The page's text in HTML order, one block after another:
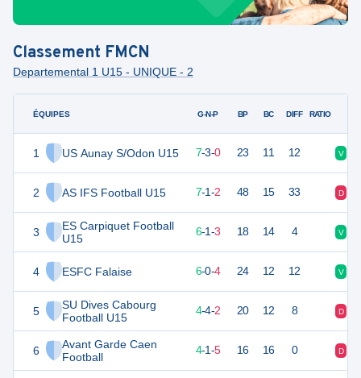
Classement FMCN
Departemental 1 U15 - UNIQUE - 2
ÉQUIPES
1 US Aunay S/Odon U15
2 AS IFS Football U15
3
ES Carpiquet Football
U15
4 ESFC Falaise
5
SU Dives Cabourg
Football U15
6
Avant Garde Caen
Football
G-N-P BP BC DIFF RATIO
24 10 7-3-0 23 11 12 V
22 7-1-2 48 15 33 D
19 10 6-1-3 18 14 4 V
6-0-4 24 12 12 V
16 4-4-2 20 12 8 D
12 4-1-5 16 16 0 D